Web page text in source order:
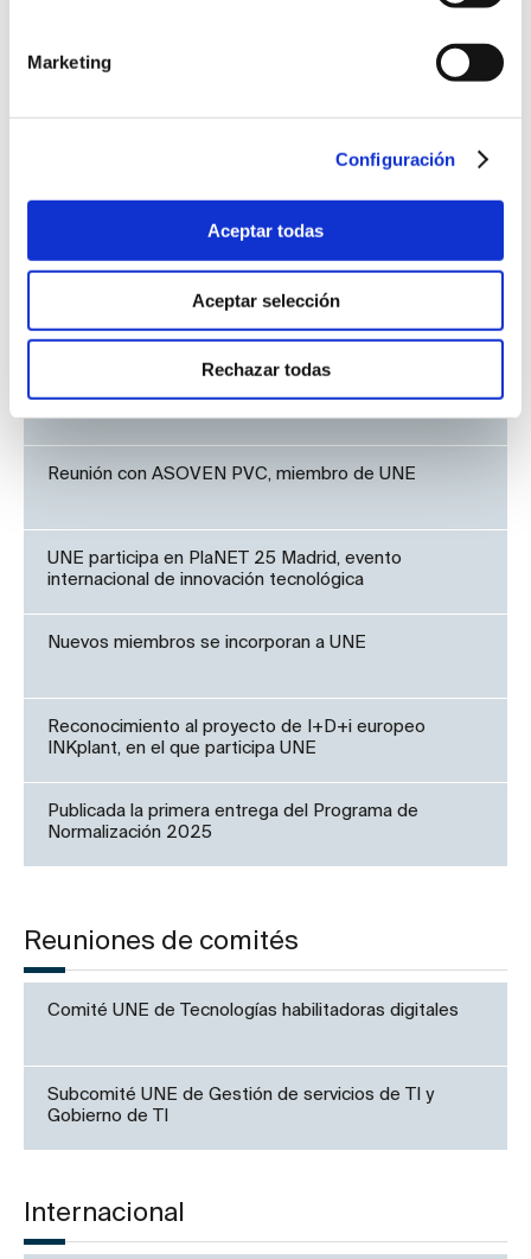
Marketing
Configuración
Aceptar todas
Aceptar selección
Rechazar todas
UNE presenta el papel de la infraestructura de la
calidad en el Congreso Nacional de Industria
Reunión con ASOVEN PVC, miembro de UNE
UNE participa en PlaNET 25 Madrid, evento
internacional de innovación tecnológica
Nuevos miembros se incorporan a UNE
Reconocimiento al proyecto de I+D+i europeo
INKplant, en el que participa UNE
Publicada la primera entrega del Programa de
Normalización 2025
Reuniones de comités
Comité UNE de Tecnologías habilitadoras digitales
Subcomité UNE de Gestión de servicios de TI y
Gobierno de TI
Internacional